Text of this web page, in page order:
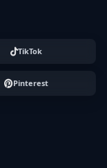
TikTok
Pinterest